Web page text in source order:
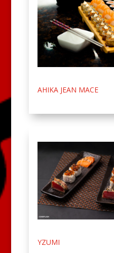
AHIKA JEAN MACE
YZUMI